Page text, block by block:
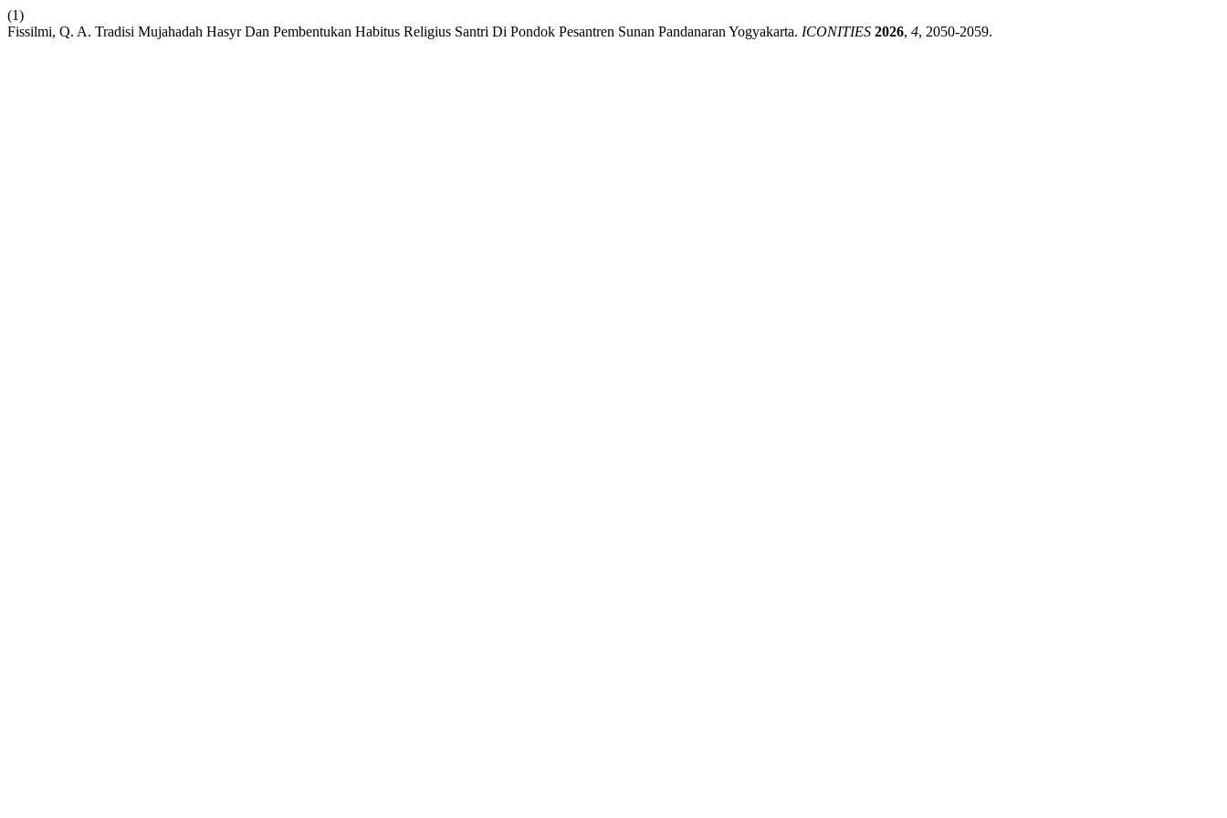
(1)
Fissilmi, Q. A. Tradisi Mujahadah Hasyr Dan Pembentukan Habitus Religius Santri Di Pondok Pesantren Sunan Pandanaran Yogyakarta. ICONITIES 2026, 4, 2050-2059.